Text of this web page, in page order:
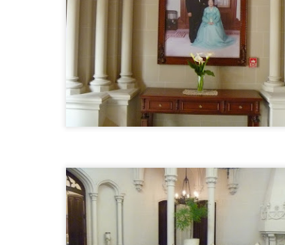
PENSÉ QUE ESTABA ALUCINANDO,
EXOCET sobre el techo de una camioneta
MONTEVIDEO ! DE LOCOS !! VEAN LAS
JUL
12
El CHORIPÁN TIENE SU
DONDE ? A QUE NO!!
Monumentos hay para TODOS LOS
EXISTE EL MONUMENTO AL CHORIPÁN
ESTÁ EL MONUMENTO Y TE MUESTRO